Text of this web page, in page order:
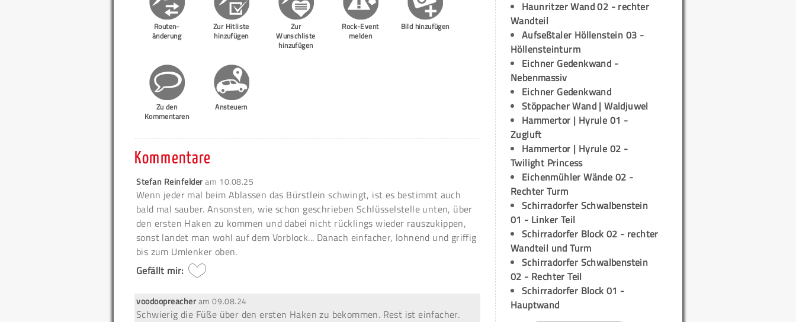
Routen-
änderung
Zur Hitliste
hinzufügen
Zur
Wunschliste
hinzufügen
Rock-Event
melden
Bild hinzufügen
Zu den
Kommentaren
Ansteuern
Kommentare
Stefan Reinfelderam 10.08.25
Wenn jeder mal beim Ablassen das Bürstlein schwingt, ist es bestimmt auch
bald mal sauber. Ansonsten, wie schon geschrieben Schlüsselstelle unten, über
den ersten Haken zu kommen und dabei nicht rücklings wieder rauszukippen,
sonst landet man wohl auf dem Vorblock... Danach einfacher, lohnend und griffig
bis zum Umlenker oben.
Gefällt mir:
voodoopreacheram09.08.24
Schwierig die Füße über den ersten Haken zu bekommen. Rest ist einfacher.
Haunritzer Wand 02 - rechter
Wandteil
Aufseßtaler Höllenstein 03 -
Höllensteinturm
Eichner Gedenkwand -
Nebenmassiv
Eichner Gedenkwand
Stöppacher Wand | Waldjuwel
Hammertor | Hyrule 01 -
Zugluft
Hammertor | Hyrule 02 -
Twilight Princess
Eichenmühler Wände 02 -
Rechter Turm
Schirradorfer Schwalbenstein
01 - Linker Teil
Schirradorfer Block 02 - rechter
Wandteil und Turm
Schirradorfer Schwalbenstein
02 - Rechter Teil
Schirradorfer Block 01 -
Hauptwand